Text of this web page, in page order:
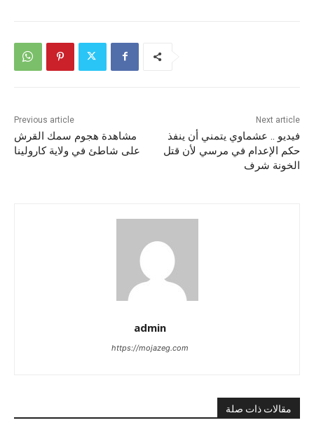
Previous article
مشاهدة هجوم سمك القرش
على شاطئ في ولاية كارولينا
Next article
فيديو .. عشماوي يتمني أن ينفذ
حكم الإعدام في مرسي لأن قتل
الخونة شرف
admin
https://mojazeg.com
مقالات ذات صلة